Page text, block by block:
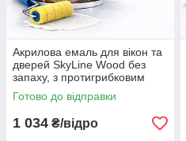
Акрилова емаль для вікон та
дверей SkyLine Wood без
запаху, з протигрибковим
ефектом, біла, 3 л
Готово до відправки
1 034 ₴/відро